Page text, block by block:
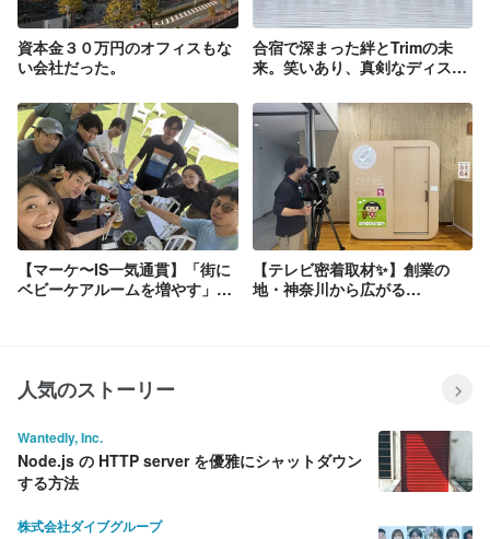
資本金３０万円のオフィスもな
い会社だった。
合宿で深まった絆とTrimの未
来。笑いあり、真剣なディスカ
【マーケ〜IS一気通貫】「街に
ベビーケアルームを増やす」を
【テレビ密着取材✨】創業の
地・神奈川から広がる
人気のストーリー
Wantedly, Inc.
Node.js の HTTP server を優雅にシャットダウン
する方法
株式会社ダイブグループ